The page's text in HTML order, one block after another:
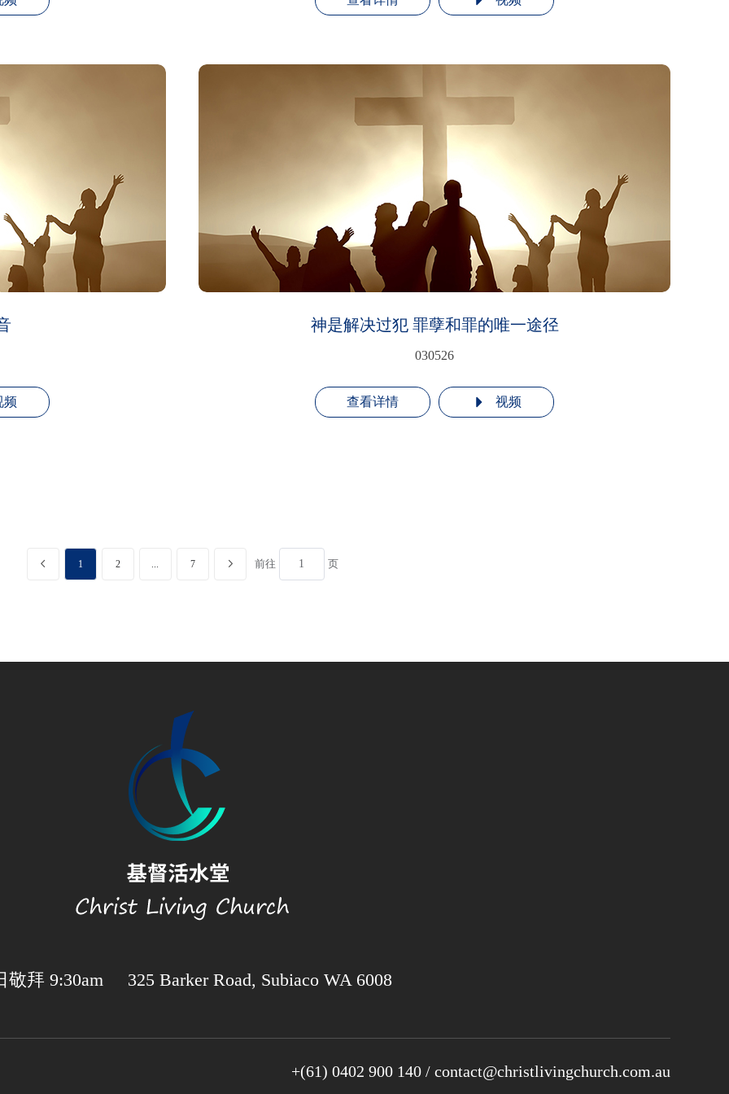
频
神是解决过犯 罪孽和罪的唯一途径
030526
查看详情 视频
1 2 7 前往 页
敬拜 9:30am 325 Barker Road, Subiaco WA 6008
+(61) 0402 900 140 / contact@christlivingchurch.com.au